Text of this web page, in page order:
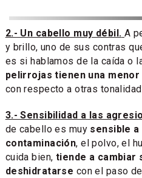
2.- Un cabello muy débil. A
y brillo, uno de sus contras
es si hablamos de la caída o
pelirrojas tienen una menor
con respecto a otras
3.- Sensibilidad a las
de cabello es muy sensible
contaminación, el polvo, el
cuida bien, tiende a cambiar
deshidratarse con el paso